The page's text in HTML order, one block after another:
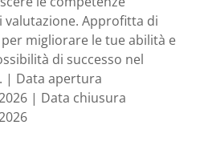
valutazione. Approfitta di
migliorare le tue abilità e
di successo nel
| Data apertura
| Data chiusura